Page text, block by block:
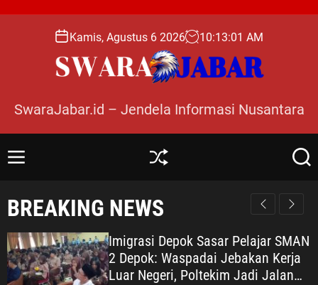
o
Kamis, Agustus 6 2026 10:13:03 AM
SwaraJabar.id – Jendela Informasi Nusantara
M
u
S
ff
e
S
r
h
BREAKING NEWS
Imigrasi Depok Sasar Pelajar SMAN
2 Depok: Waspadai Jebakan Kerja
Luar Negeri, Poltekim Jadi Jalan